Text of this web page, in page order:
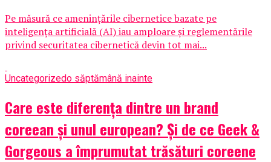
Pe măsură ce amenințările cibernetice bazate pe
inteligența artificială (AI) iau amploare și reglementările
privind securitatea cibernetică devin tot mai...
Uncategorizedo săptămână inainte
Care este diferența dintre un brand
coreean și unul european? Și de ce Geek &
Gorgeous a împrumutat trăsături coreene